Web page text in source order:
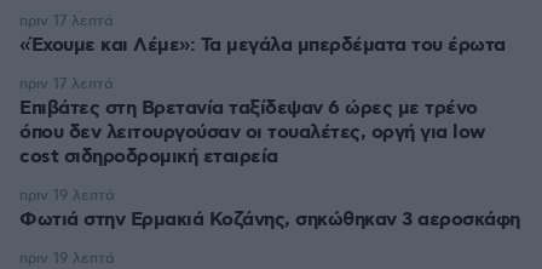
«Έχουμε και Λέμε»: Τα μεγάλα μπερδέματα του έρωτα
πριν 17 λεπτά
Επιβάτες στη Βρετανία ταξίδεψαν 6 ώρες με τρένο
όπου δεν λειτουργούσαν οι τουαλέτες, οργή για low
cost σιδηροδρομική εταιρεία
πριν 17 λεπτά
Φωτιά στην Ερμακιά Κοζάνης, σηκώθηκαν 3 αεροσκάφη
πριν 19 λεπτά
πριν 19 λεπτά